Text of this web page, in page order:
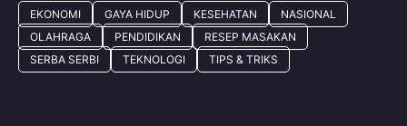
EKONOMI GAYA HIDUP KESEHATAN
NASIONAL
OLAHRAGA
PENDIDIKAN
RESEP MASAKAN
SERBA SERBI
TEKNOLOGI TIPS & TRIKS